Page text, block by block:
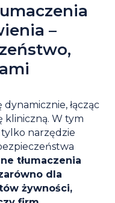
–
łącząc
kliniczną. W tym
narzędzie
tłumaczenia
dla
żywności,